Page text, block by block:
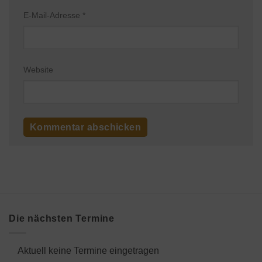
E-Mail-Adresse *
Website
Die nächsten Termine
Aktuell keine Termine eingetragen